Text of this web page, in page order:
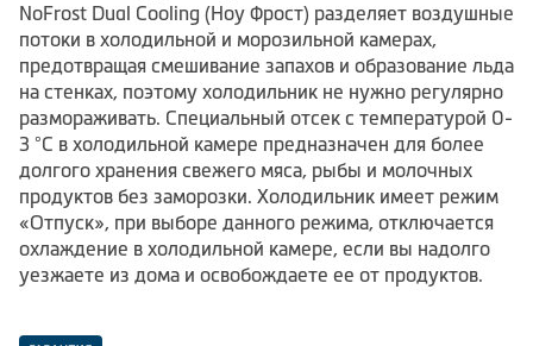
NoFrost Dual Cooling (Ноу Фрост) разделяет воздушные
потоки в холодильной и морозильной камерах,
предотвращая смешивание запахов и образование льда
на стенках, поэтому холодильник не нужно регулярно
размораживать. Специальный отсек с температурой 0-
3 °С в холодильной камере предназначен для более
долгого хранения свежего мяса, рыбы и молочных
продуктов без заморозки. Холодильник имеет режим
«Отпуск», при выборе данного режима, отключается
охлаждение в холодильной камере, если вы надолго
уезжаете из дома и освобождаете ее от продуктов.